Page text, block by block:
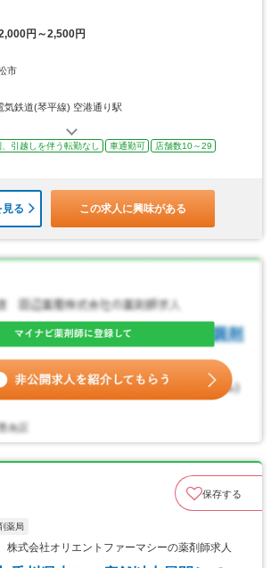
円～2,500円
市
気鉄道(琴平線) 空港通り駅
、引越しを伴う転勤なし 車通勤可
店舗数10～29
る この求人に興味がある
保存する
薬局
式会社オリエントファーマシーの薬剤師求人